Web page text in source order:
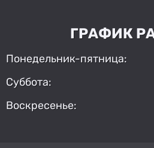
ГРАФИК
Понедельник-пятница:
Суббота:
Воскресенье: